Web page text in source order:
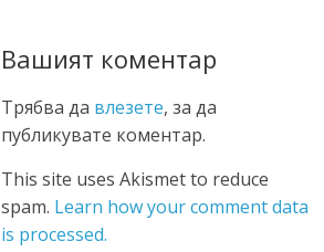
Вашият коментар
Трябва да влезете, за да
публикувате коментар.
This site uses Akismet to reduce
spam. Learn how your comment data
is processed.